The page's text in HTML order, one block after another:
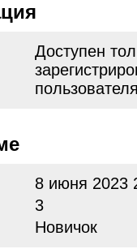
Доступен
8 июня 2023
3
Новичок